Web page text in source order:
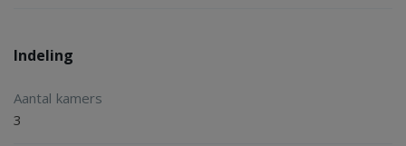
Indeling
Aantal kamers
3